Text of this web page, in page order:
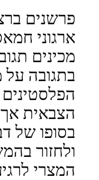
פרשנים
ארגוני
מכינים
הצבאית
בסופו של
ולחזור
המצרי